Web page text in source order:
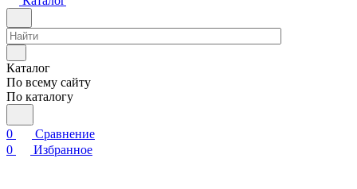
Каталог
По всему сайту
По каталогу
0
Сравнение
0
Избранное